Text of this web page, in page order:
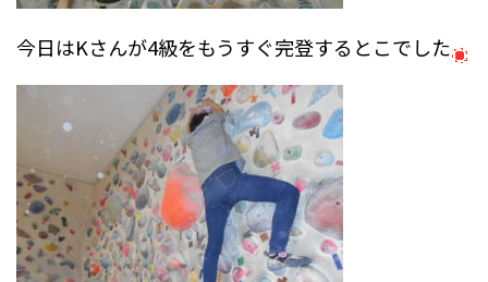
今日はKさんが4級をもうすぐ完登するとこでした